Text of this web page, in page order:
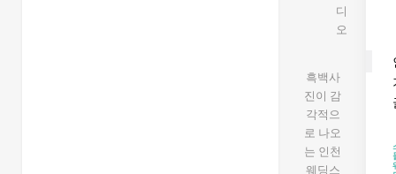
흑백사
진이 감
각적으
로 나오
는 인천
웨딩스